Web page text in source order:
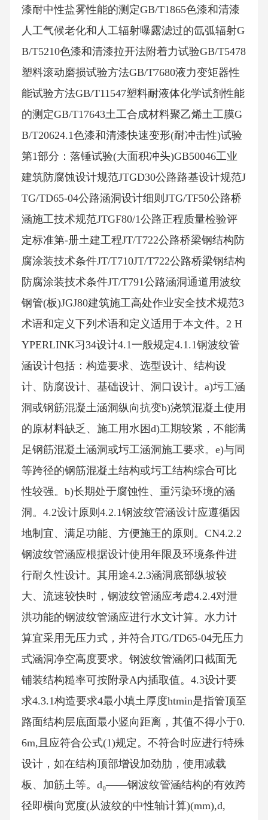
漆耐中性盐雾性能的测定GB/T1865色漆和清漆
人工气候老化和人工辐射曝露滤过的氙弧辐射G
B/T5210色漆和清漆拉开法附着力试验GB/T5478
塑料滚动磨损试验方法GB/T7680液力变矩器性
能试验方法GB/T11547塑料耐液体化学试剂性能
的测定GB/T17643土工合成材料聚乙烯土工膜G
B/T20624.1色漆和清漆快速变形(耐冲击性)试验
第1部分：落锤试验(大面积冲头)GB50046工业
建筑防腐蚀设计规范JTGD30公路路基设计规范J
TG/TD65-04公路涵洞设计细则JTG/TF50公路桥
涵施工技术规范JTGF80/1公路正程质量检验评
定标准第-册土建工程JT/T722公路桥梁钢结构防
腐涂装技术条件JT/T710JT/T722公路桥梁钢结构
防腐涂装技术条件JT/T791公路涵洞通道用波纹
钢管(板)JGJ80建筑施工高处作业安全技术规范3
术语和定义下列术语和定义适用于本文件。2 H
YPERLINK习34设计4.1一般规定4.1.1钢波纹管
涵设计包括：构造要求、选型设计、结构设
计、防腐设计、基础设计、洞口设计。a)圬工涵
洞或钢筋混凝土涵洞纵向抗变b)浇筑混凝土使用
的原材料缺乏、施工用水困d)工期较紧，不能满
足钢筋混凝土涵洞或圬工涵洞施工要求。e)与同
等跨径的钢筋混凝土结构或圬工结构综合可比
性较强。b)长期处于腐蚀性、重污染环境的涵
洞。4.2设计原则4.2.1钢波纹管涵设计应遵循因
地制宜、满足功能、方便施王的原则。CN4.2.2
钢波纹管涵应根据设计使用年限及环境条件进
行耐久性设计。其用途4.2.3涵洞底部纵坡较
大、流速较快时，钢波纹管涵应考虑4.2.4对泄
洪功能的钢波纹管涵应进行水文计算。水力计
算宜采用无压力式，并符合JTG/TD65-04无压力
式涵洞净空高度要求。钢波纹管涵闭口截面无
铺装结构糙率可按附录A内插取值。4.3设计要
求4.3.1构造要求4最小填土厚度htmin是指管顶至
路面结构层底面最小竖向距离，其值不得小于0.
6m,且应符合公式(1)规定。不符合时应进行特殊
设计，如在结构顶部增设加劲肋，使用减载
板、加筋土等。d₀——钢波纹管涵结构的有效跨
径即横向宽度(从波纹的中性轴计算)(mm),d,